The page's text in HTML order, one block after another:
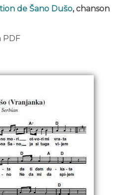
de Šano Dušo, chanson
PDF